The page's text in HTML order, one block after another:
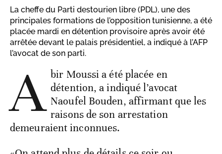
La cheffe du Parti destourien libre (PDL), une des
principales formations de l’opposition tunisienne, a été
placée mardi en détention provisoire après avoir été
arrêtée devant le palais présidentiel, a indiqué à l’AFP
l’avocat de son parti.
A bir Moussi a été placée en
détention, a indiqué l’avocat
Naoufel Bouden, affirmant que les
raisons de son arrestation
demeuraient inconnues.